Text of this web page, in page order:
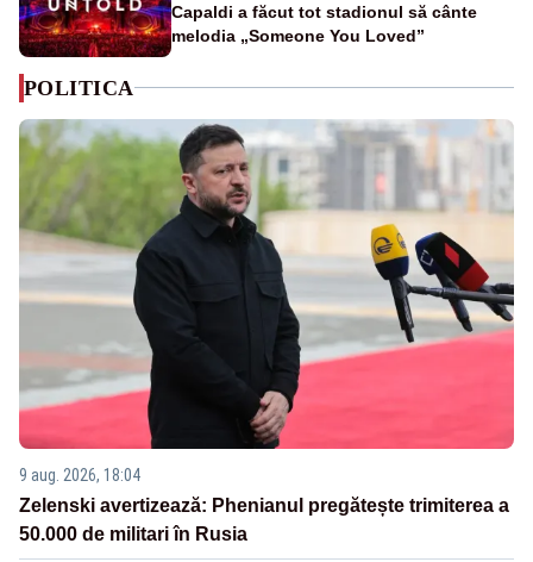
Capaldi a făcut tot stadionul să cânte
melodia „Someone You Loved”
POLITICA
9 aug. 2026, 18:04
Zelenski avertizează: Phenianul pregătește trimiterea a
50.000 de militari în Rusia